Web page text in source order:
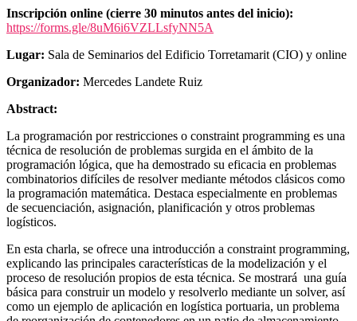
Inscripción online (cierre 30 minutos antes del inicio):
https://forms.gle/8uM6i6VZLLsfyNN5A
Lugar: Sala de Seminarios del Edificio Torretamarit (CIO) y online
Organizador: Mercedes Landete Ruiz
Abstract:
La programación por restricciones o constraint programming es una
técnica de resolución de problemas surgida en el ámbito de la
programación lógica, que ha demostrado su eficacia en problemas
combinatorios difíciles de resolver mediante métodos clásicos como
la programación matemática. Destaca especialmente en problemas
de secuenciación, asignación, planificación y otros problemas
logísticos.
En esta charla, se ofrece una introducción a constraint programming,
explicando las principales características de la modelización y el
proceso de resolución propios de esta técnica. Se mostrará una guía
básica para construir un modelo y resolverlo mediante un solver, así
como un ejemplo de aplicación en logística portuaria, un problema